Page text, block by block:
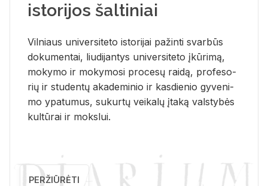
istorijos šaltiniai
Vil­niaus uni­ver­si­te­to is­to­ri­jai pa­žin­ti svar­būs
do­ku­men­tai, liu­di­jan­tys uni­ver­si­te­to įkū­ri­mą,
mo­ky­mo ir mo­ky­mo­si pro­ce­sų rai­dą, pro­fe­so­
rių ir stu­den­tų aka­de­mi­nio ir kas­die­nio gy­ve­ni­
mo ypa­tu­mus, su­kur­tų vei­ka­lų įta­ką vals­ty­bės
kul­tū­rai ir moks­lui.
PERŽIŪRĖTI